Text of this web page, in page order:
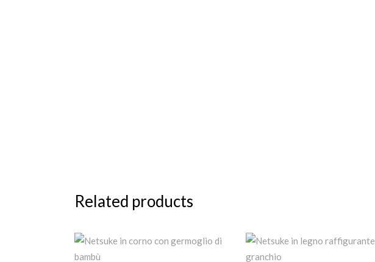
Related products